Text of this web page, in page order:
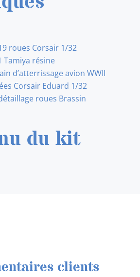
roues Corsair 1/32
Tamiya résine
d’atterrissage avion WWII
Corsair Eduard 1/32
roues Brassin
du kit
clients